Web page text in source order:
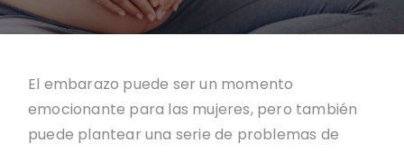
El embarazo puede ser un momento
emocionante para las mujeres, pero también
puede plantear una serie de problemas de